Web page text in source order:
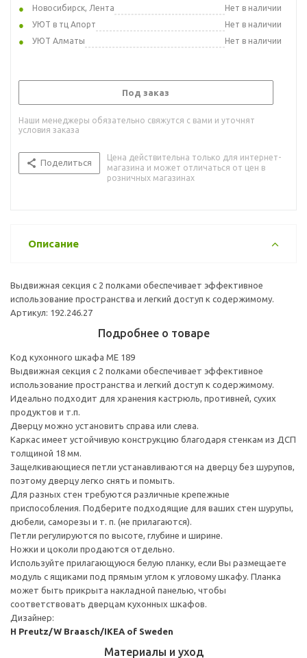
Новосибирск, Лента
Нет в наличии
УЮТ в тц Апорт
Нет в наличии
УЮТ Алматы
Нет в наличии
Под заказ
Наши менеджеры обязательно свяжутся с вами и уточнят
условия заказа
Поделиться
Цена действительна только для интернет-
магазина и может отличаться от цен в
розничных магазинах
Описание
Выдвижная секция с 2 полками обеспечивает эффективное
использование пространства и легкий доступ к содержимому.
Артикул: 192.246.27
Подробнее о товаре
Код кухонного шкафа ME 189
Выдвижная секция с 2 полками обеспечивает эффективное
использование пространства и легкий доступ к содержимому.
Идеально подходит для хранения кастрюль, противней, сухих
продуктов и т.п.
Дверцу можно установить справа или слева.
Каркас имеет устойчивую конструкцию благодаря стенкам из ДСП
толщиной 18 мм.
Защелкивающиеся петли устанавливаются на дверцу без шурупов,
поэтому дверцу легко снять и помыть.
Для разных стен требуются различные крепежные
приспособления. Подберите подходящие для ваших стен шурупы,
дюбели, саморезы и т. п. (не прилагаются).
Петли регулируются по высоте, глубине и ширине.
Ножки и цоколи продаются отдельно.
Используйте прилагающуюся белую планку, если Вы размещаете
модуль с ящиками под прямым углом к угловому шкафу. Планка
может быть прикрыта накладной панелью, чтобы
соответствовать дверцам кухонных шкафов.
Дизайнер:
H Preutz/W Braasch/IKEA of Sweden
Материалы и уход